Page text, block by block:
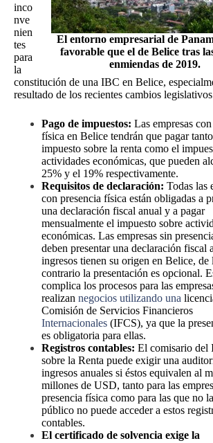
El entorno empresarial de
favorable que el de Belice tras
enmiendas de 2019.
inco
nve
nien
tes
para
la
constitución de una IBC en Belice,
resultado de los recientes cambios
Pago de impuestos: Las empresas
física en Belice tendrán que pagar
impuesto sobre la renta como el
actividades económicas, que pueden
25% y el 19% respectivamente.
Requisitos de declaración: Todas las
con presencia física están obligadas a
una declaración fiscal anual y a pagar
mensualmente el impuesto sobre
económicas. Las empresas sin
deben presentar una declaración fiscal
ingresos tienen su origen en Belice, de
contrario la presentación es opcional.
complica los procesos para las
realizan negocios utilizando una
Comisión de Servicios Financieros
Internacionales (IFCS), ya que la
es obligatoria para ellas.
Registros contables: El comisario del
sobre la Renta puede exigir una
ingresos anuales si éstos equivalen al
millones de USD, tanto para las
presencia física como para las que no
público no puede acceder a estos
contables.
El certificado de solvencia exige la